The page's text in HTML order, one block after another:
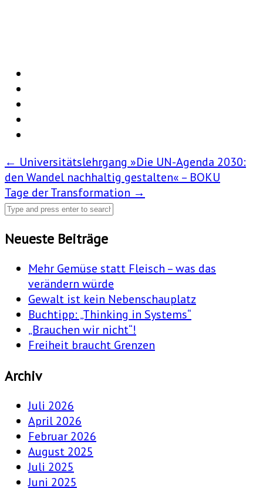
Post
navigation
← Universitätslehrgang »Die UN-Agenda 2030:
den Wandel nachhaltig gestalten« – BOKU
Tage der Transformation →
Neueste Beiträge
Mehr Gemüse statt Fleisch – was das
verändern würde
Gewalt ist kein Nebenschauplatz
Buchtipp: „Thinking in Systems“
„Brauchen wir nicht“!
Freiheit braucht Grenzen
Archiv
Juli 2026
April 2026
Februar 2026
August 2025
Juli 2025
Juni 2025